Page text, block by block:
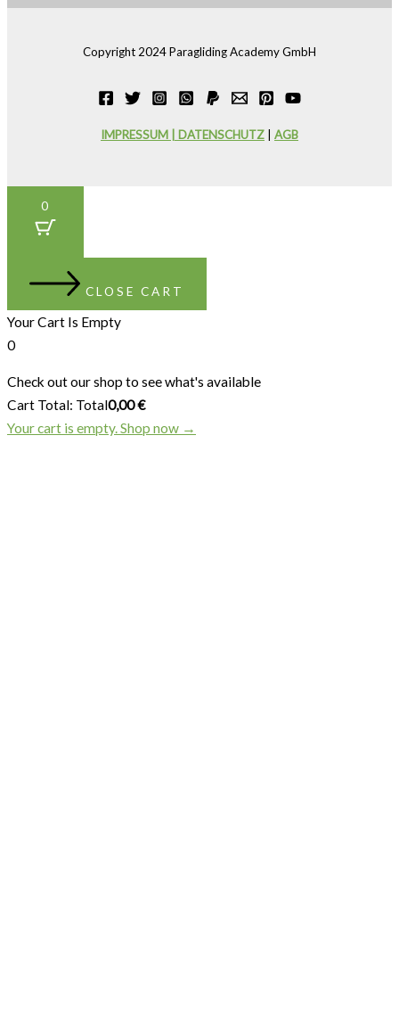
Copyright 2024 Paragliding Academy GmbH
IMPRESSUM | DATENSCHUTZ | AGB
0
CLOSE CART
Your Cart Is Empty
0
Check out our shop to see what's available
Cart Total: Total0,00€
Your cart is empty. Shop now →